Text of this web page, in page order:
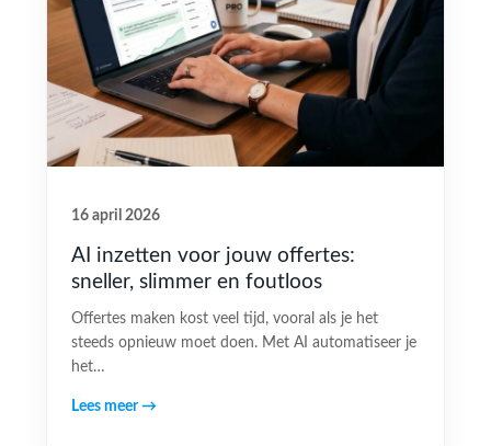
16 april 2026
AI inzetten voor jouw offertes:
sneller, slimmer en foutloos
Offertes maken kost veel tijd, vooral als je het
steeds opnieuw moet doen. Met AI automatiseer je
het…
Lees meer →